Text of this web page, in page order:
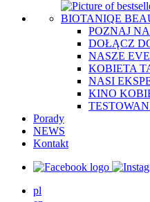
BIOTANIQE
POZNAJ
DOŁĄCZ
NASZE
KOBIETA
NASI
KINO
Porady
NEWS
Kontakt
pl